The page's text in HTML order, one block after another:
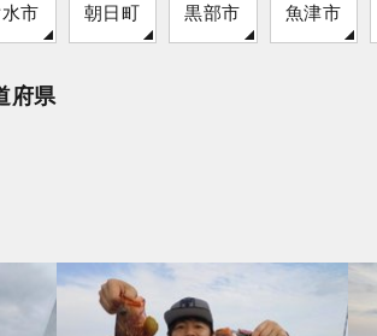
市 朝日町 黒部市 魚津市
府県